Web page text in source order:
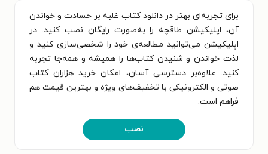
برای تجربه‌ای بهتر در دانلود کتاب غلبه بر حسادت و خواندن
آن، اپلیکیشن طاقچه را به‌صورت رایگان نصب کنید. در
اپلیکیشن می‌توانید مطالعه‌ی خود را شخصی‌سازی کنید و
لذت خواندن و شنیدن کتاب‌ها را همیشه و همه‌جا تجربه
کنید. علاوه‌بر دسترسی آسان، امکان خرید هزاران کتاب
صوتی و الکترونیکی با تخفیف‌های ویژه و بهترین قیمت هم
فراهم است.
نصب